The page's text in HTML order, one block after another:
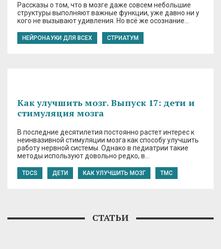
Рассказы о том, что в мозге даже совсем небольшие
структуры выполняют важные функции, уже давно ни у
кого не вызывают удивления. Но всё же осознание…
НЕЙРОНАУКИ ДЛЯ ВСЕХ СТРИАТУМ
Как улучшить мозг. Выпуск 17: дети и
стимуляция мозга
В последние десятилетия постоянно растет интерес к
неинвазивной стимуляции мозга как способу улучшить
работу нервной системы. Однако в педиатрии такие
методы используют довольно редко, в…
TDCS ДЕТИ КАК УЛУЧШИТЬ МОЗГ ТМС
СТАТЬИ